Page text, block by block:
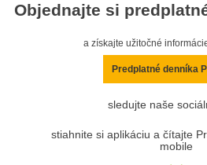
Objednajte si
a získajte užitočné
Predplatné denníka
sledujte naše
stiahnite si aplikáciu a čítajte
mobile